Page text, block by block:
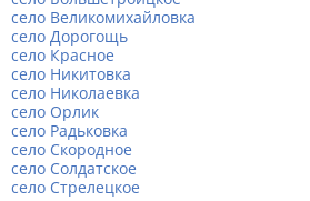
село Великомихайловка
село Дорогощь
село Красное
село Никитовка
село Николаевка
село Орлик
село Радьковка
село Скородное
село Солдатское
село Стрелецкое